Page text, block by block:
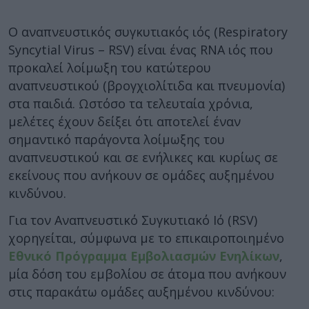
Ο αναπνευστικός συγκυτιακός ιός (Respiratory
Syncytial Virus – RSV) είναι ένας RNA ιός που
προκαλεί λοίμωξη του κατώτερου
αναπνευστικού (βρογχιολίτιδα και πνευμονία)
στα παιδιά. Ωστόσο τα τελευταία χρόνια,
μελέτες έχουν δείξει ότι αποτελεί έναν
σημαντικό παράγοντα λοίμωξης του
αναπνευστικού και σε ενήλικες και κυρίως σε
εκείνους που ανήκουν σε ομάδες αυξημένου
κινδύνου.
Για τον Αναπνευστικό Συγκυτιακό Ιό (RSV)
χορηγείται, σύμφωνα με το επικαιροποιημένο
Εθνικό Πρόγραμμα Εμβολιασμών Ενηλίκων,
μία δόση του εμβολίου σε άτομα που ανήκουν
στις παρακάτω ομάδες αυξημένου κινδύνου: